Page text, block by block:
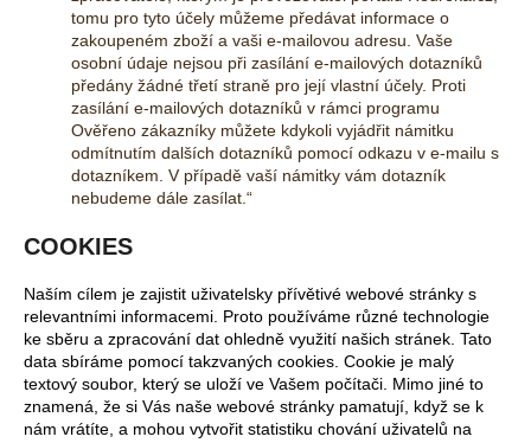
tomu pro tyto účely můžeme předávat informace o
zakoupeném zboží a vaši e-mailovou adresu. Vaše
osobní údaje nejsou při zasílání e-mailových dotazníků
předány žádné třetí straně pro její vlastní účely. Proti
zasílání e-mailových dotazníků v rámci programu
Ověřeno zákazníky můžete kdykoli vyjádřit námitku
odmítnutím dalších dotazníků pomocí odkazu v e-mailu s
dotazníkem. V případě vaší námitky vám dotazník
nebudeme dále zasílat.“
COOKIES
Naším cílem je zajistit uživatelsky přívětivé webové stránky s
relevantními informacemi. Proto používáme různé technologie
ke sběru a zpracování dat ohledně využití našich stránek. Tato
data sbíráme pomocí takzvaných cookies. Cookie je malý
textový soubor, který se uloží ve Vašem počítači. Mimo jiné to
znamená, že si Vás naše webové stránky pamatují, když se k
nám vrátíte, a mohou vytvořit statistiku chování uživatelů na